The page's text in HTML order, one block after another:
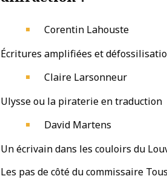
Corentin Lahouste
Écritures amplifiées et
Claire Larsonneur
Ulysse ou la piraterie en traduction
David Martens
Un écrivain dans les couloirs du
Les pas de côté du commissaire